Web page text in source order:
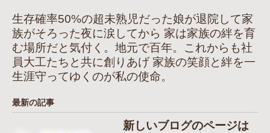
生存確率50%の超未熟児だった娘が退院して家
族がそろった夜に涙してから 家は家族の絆を育
む場所だと気付く。地元で百年。これからも社
員大工たちと共に創りあげ 家族の笑顔と絆を一
生涯守ってゆくのが私の使命。
最新の記事
新しいブログのページは